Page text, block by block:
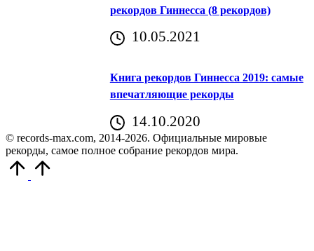
рекордов Гиннесса (8 рекордов)
10.05.2021
Книга рекордов Гиннесса 2019: самые
впечатляющие рекорды
14.10.2020
© records-max.com, 2014-2026. Официальные мировые
рекорды, самое полное собрание рекордов мира.